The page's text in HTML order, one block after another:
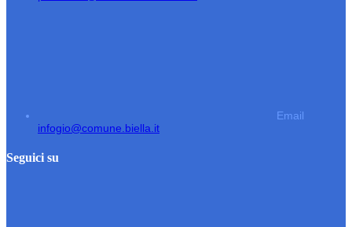
Email
infogio@comune.biella.it
Seguici su